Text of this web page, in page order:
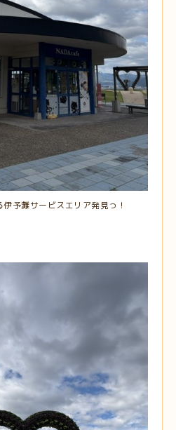
予灘サービスエリア発見っ！